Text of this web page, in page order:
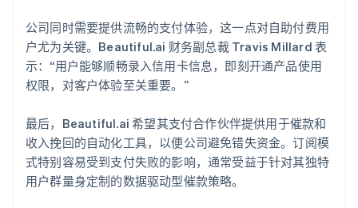
公司同时需要提供流畅的支付体验，这一点对自助付费用
户尤为关键。Beautiful.ai 财务副总裁 Travis Millard 表
示：“用户能够顺畅录入信用卡信息，即刻开通产品使用
权限，对客户体验至关重要。”
最后，Beautiful.ai 希望其支付合作伙伴提供用于催款和
收入挽回的自动化工具，以便公司避免错失资金。订阅模
式特别容易受到支付失败的影响，通常受益于针对其独特
用户群量身定制的数据驱动型催款策略。